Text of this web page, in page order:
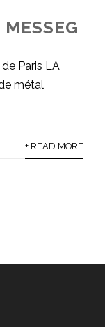
Paris LA
métal
+ READ MORE